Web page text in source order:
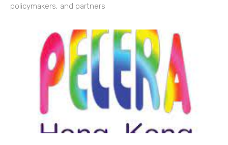
policymakers, and partners